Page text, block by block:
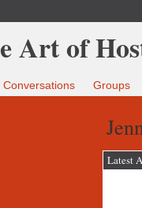
Conversations Groups
Latest